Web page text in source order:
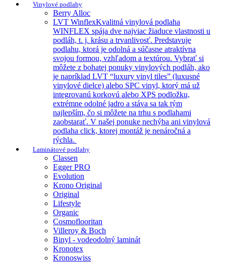
Vinylové podlahy
Berry Alloc
LVT WinflexKvalitná vinylová podlaha
WINFLEX spája dve najviac žiaduce vlastnosti u
podláh, t. j. krásu a trvanlivosť. Predstavuje
podlahu, ktorá je odolná a súčasne atraktívna
svojou formou, vzhľadom a textúrou. Vybrať si
môžete z bohatej ponuky vinylových podláh, ako
je napríklad LVT “luxury vinyl tiles” (luxusné
vinylové dielce) alebo SPC vinyl, ktorý má už
integrovanú korkovú alebo XPS podložku,
extrémne odolné jadro a stáva sa tak tým
najlepším, čo si môžete na trhu s podlahami
zaobstarať. V našej ponuke nechýba ani vinylová
podlaha click, ktorej montáž je nenáročná a
rýchla.
Laminátové podlahy
Classen
Egger PRO
Evolution
Krono Original
Original
Lifestyle
Organic
Cosmoflooritan
Villeroy & Boch
Binyl - vodeodolný laminát
Kronotex
Kronoswiss